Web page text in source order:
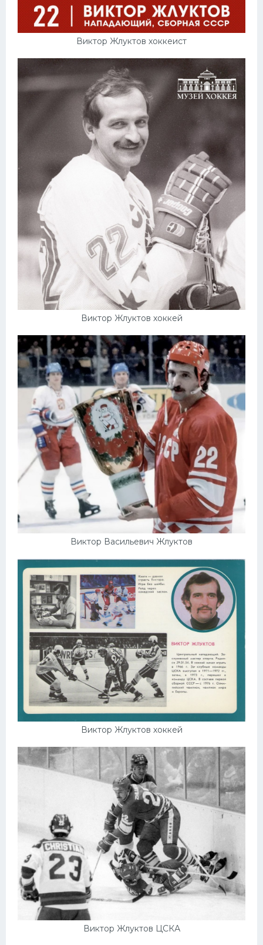
Виктор Жлуктов хоккеист
Виктор Жлуктов хоккей
Виктор Васильевич Жлуктов
Виктор Жлуктов хоккей
Виктор Жлуктов ЦСКА